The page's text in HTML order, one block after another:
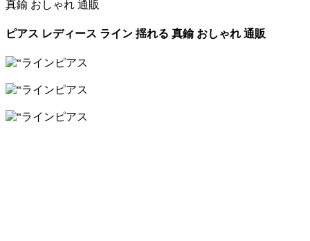
真鍮 おしゃれ 通販
ピアス レディース ライン 揺れる 真鍮 おしゃれ 通販